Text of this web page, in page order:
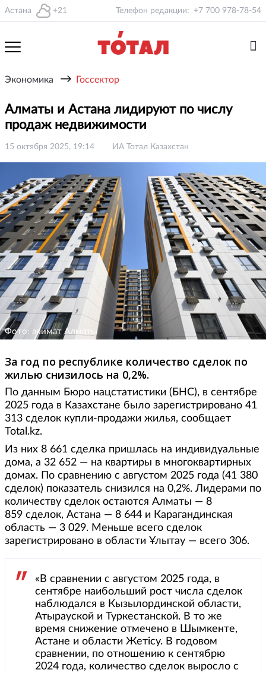
Астана +21 Телефон редакции: +7 700 978-78-54
Экономика → Госсектор
Алматы и Астана лидируют по числу
продаж недвижимости
15 октября 2025, 19:14 ИА Тотал Казахстан
Фото: акимат Алматы
За год по республике количество сделок по
жилью снизилось на 0,2%.
По данным Бюро нацстатистики (БНС), в сентябре
2025 года в Казахстане было зарегистрировано 41
313 сделок купли-продажи жилья, сообщает
Total.kz.
Из них 8 661 сделка пришлась на индивидуальные
дома, а 32 652 — на квартиры в многоквартирных
домах. По сравнению с августом 2025 года (41 380
сделок) показатель снизился на 0,2%. Лидерами по
количеству сделок остаются Алматы — 8
859 сделок, Астана — 8 644 и Карагандинская
область — 3 029. Меньше всего сделок
зарегистрировано в области Ұлытау — всего 306.
«В сравнении с августом 2025 года, в
сентябре наибольший рост числа сделок
наблюдался в Кызылординской области,
Атырауской и Туркестанской. В то же
время снижение отмечено в Шымкенте,
Астане и области Жетісу. В годовом
сравнении, по отношению к сентябрю
2024 года, количество сделок выросло с